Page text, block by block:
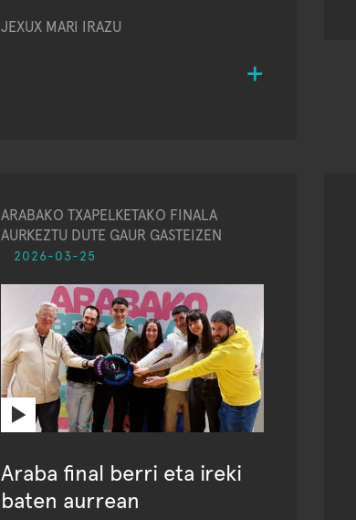
JEXUX MARI IRAZU
ARABAKO TXAPELKETAKO FINALA
AURKEZTU DUTE GAUR GASTEIZEN
2026-03-25
Araba final berri eta ireki
baten aurrean